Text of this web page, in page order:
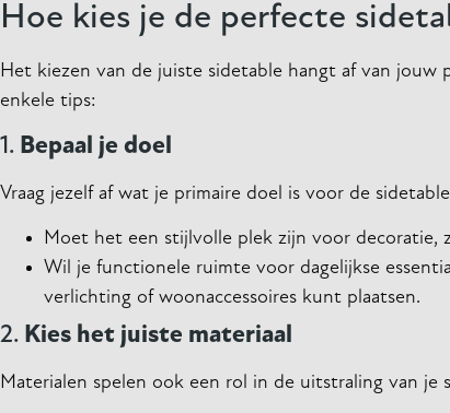
Hoe kies je de perfecte
Het kiezen van de juiste sidetable hangt af van
enkele tips:
1. Bepaal je doel
Vraag jezelf af wat je primaire doel is voor de
Moet het een stijlvolle plek zijn voor decoratie,
Wil je functionele ruimte voor dagelijkse
verlichting of woonaccessoires kunt plaatsen.
2. Kies het juiste materiaal
Materialen spelen ook een rol in de uitstraling van je